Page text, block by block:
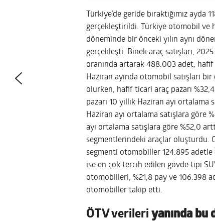
Türkiye’de geride bıraktığımız
gerçekleştirildi. Türkiye otomobil ve
döneminde bir önceki yılın aynı
gerçekleşti. Binek araç satışları,
oranında artarak 488.003 adet, hafif
Haziran ayında otomobil satışları
olurken, hafif ticari araç pazarı
pazarı 10 yıllık Haziran ayı ortalama
Haziran ayı ortalama satışlara göre
ayı ortalama satışlara göre %52,0
segmentlerindeki araçlar oluşturdu.
segmenti otomobiller 124.895
ise en çok tercih edilen gövde tipi
otomobilleri, %21,8 pay ve 106.398
otomobiller takip etti.
ÖTV verileri yanında bu